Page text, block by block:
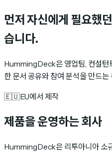
먼저 자신에게 필요했
습니다.
HummingDeck은 영업팀, 컨설턴
한 문서 공유와 참여 분석을 만드
🇪🇺EU에서 제작
제품을 운영하는 회사
HummingDeck은 리투아니아 소